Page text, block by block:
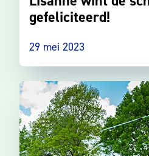
gefeliciteerd!
29 mei 2023